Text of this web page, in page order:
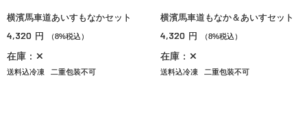
横濱馬車道あいすもなかセット
4,320 円 （8%税込）
在庫：✕
送料込冷凍 二重包装不可
横濱馬車道もなか＆あいすセット
4,320 円 （8%税込）
在庫：✕
送料込冷凍 二重包装不可